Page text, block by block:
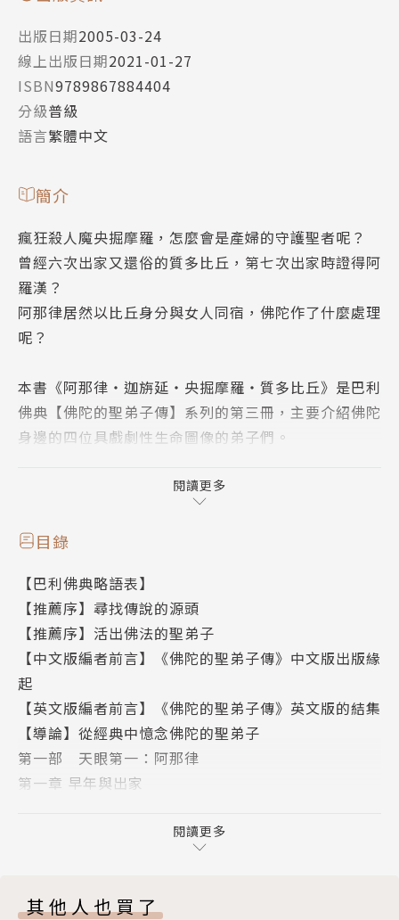
出版日期2005-03-24
線上出版日期2021-01-27
ISBN9789867884404
分級普級
語言繁體中文
簡介
瘋狂殺人魔央掘摩羅，怎麼會是產婦的守護聖者呢？
曾經六次出家又還俗的質多比丘，第七次出家時證得阿
羅漢？
阿那律居然以比丘身分與女人同宿，佛陀作了什麼處理
呢？
本書《阿那律‧迦旃延‧央掘摩羅‧質多比丘》是巴利
佛典【佛陀的聖弟子傳】系列的第三冊，主要介紹佛陀
身邊的四位具戲劇性生命圖像的弟子們。
年輕時養尊處優的阿那律，在出家之後努力證得阿羅漢
果，在四念處的修行上有很好的成果，精通天眼以及其
◎「論議第一」迦旃延
身體會發出金色光澤是迦旃延的最大特色，以「論議第
一」著稱的他對於闡明佛陀所略說的教法總是很有一
套，在巴利佛典中會發現迦旃延所說的許多開示，都佔
有非常重要的地位。
◎「從殺人魔到聖者之路」央掘摩羅
央掘摩羅是佛教經典中最著名的角色之一。他從連續殺
人魔轉變為清靜解脫阿羅漢的故事是富有戲劇性的，但
透過他的故事能真實呈現出解脫與輪迴的意義。
不耐苦行而經歷多次的出家與還俗的質多比丘，在第七
閱讀更多
目錄
【巴利佛典略語表】
【推薦序】尋找傳說的源頭
【推薦序】活出佛法的聖弟子
【中文版編者前言】《佛陀的聖弟子傳》中文版出版緣
起
【英文版編者前言】《佛陀的聖弟子傳》英文版的結集
【導論】從經典中憶念佛陀的聖弟子
第一部 天眼第一：阿那律
第一章 早年與出家
第三章 阿那律的心靈之道
第六章 阿那律的前世
閱讀更多
其他人也買了